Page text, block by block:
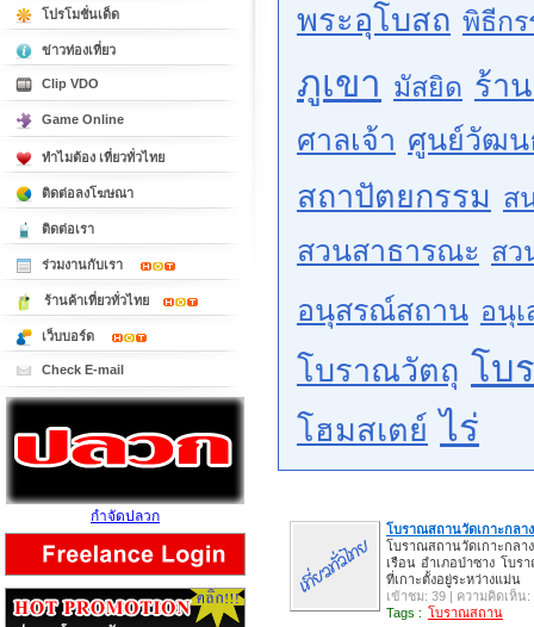
พระอุโบสถ พิธีกร
ภูเขา มัสยิด ร้า
ศาลเจ้า ศูนย์วัฒน
สถาปัตยกรรม ส
สวนสาธารณะ สว
อนุสรณ์สถาน อนุ
โบราณวัตถุ โบ
โฮมสเตย์ ไร่
โบราณสถานวัดเกาะกลาง
โบราณสถานวัดเกาะก
เรือน อำเภอป่าซาง โบร
ที่เกาะตั้งอยู่ระหว่างแม่น
เข้าชม: 39 | ความคิดเห็น:
Tags : โบราณสถาน
โปรโมชั่นเด็ด
ข่าวท่องเที่ยว
Clip VDO
Game Online
ทำไมต้อง เที่ยวทั่วไทย
ติดต่อลงโฆษณา
ติดต่อเรา
ร่วมงานกับเรา
ร้านค้าเที่ยวทั่วไทย
เว็บบอร์ด
Check E-mail
กำจัดปลวก